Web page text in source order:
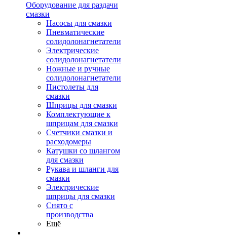
Оборудование для раздачи
смазки
Насосы для смазки
Пневматические
солидолонагнетатели
Электрические
солидолонагнетатели
Ножные и ручные
солидолонагнетатели
Пистолеты для
смазки
Шприцы для смазки
Комплектующие к
шприцам для смазки
Счетчики смазки и
расходомеры
Катушки со шлангом
для смазки
Рукава и шланги для
смазки
Электрические
шприцы для смазки
Снято с
производства
Ещё